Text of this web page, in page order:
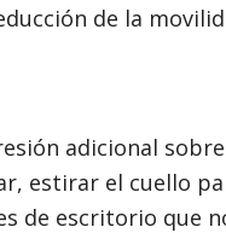
de la
adicional
estirar el cuello
de escritorio que